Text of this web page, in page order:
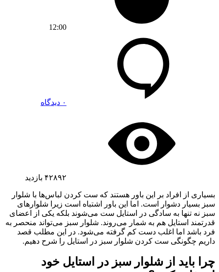
12:00
۰ دیدگاه
۴۲۸۹۲ بازدید
بسیاری از افراد بر این باور هستند که ست کردن لباس‌ها با شلوار
سبز بسیار دشوار است. اما این باور اشتباه است زیرا شلوارهای
سبز نه تنها به سادگی در استایل ست می‌شوند بلکه یکی از اعضای
قدرتمند استایل هم به شمار می‌روند. شلوار سبز می‌تواند منحصر به
فرد باشد اما اغلب دست کم گرفته می‌شود. در این مطلب قصد
داریم چگونگی ست کردن شلوار سبز در استایل را شرح دهیم.
چرا باید از شلوار سبز در استایل خود